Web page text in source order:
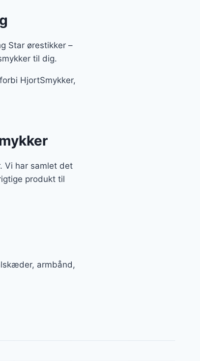
Star ørestikker –
til dig.
HjortSmykker,
Vi har samlet det
produkt til
armbånd,